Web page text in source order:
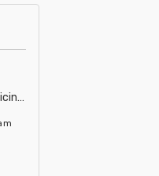
and Additives